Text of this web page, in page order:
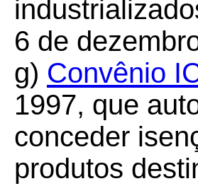
6 de
g) Convênio
1997, que
conceder
produtos